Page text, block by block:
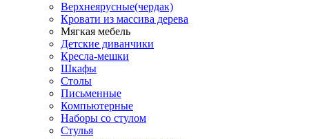
Верхнеярусные(чердак)
Кровати из массива дерева
Мягкая мебель
Детские диванчики
Кресла-мешки
Шкафы
Столы
Письменные
Компьютерные
Наборы со стулом
Стулья